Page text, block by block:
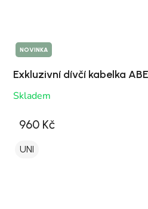
NOVINKA
Exkluzivní dívčí kabelka
Skladem
960 Kč
UNI